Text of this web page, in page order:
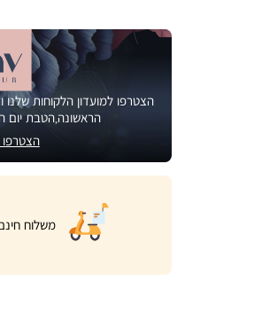
הצטרפו למועדון הלקוחות
הראשונה,הטבת יום
הצטרפו
|
product
page
banner
משלוח חינם